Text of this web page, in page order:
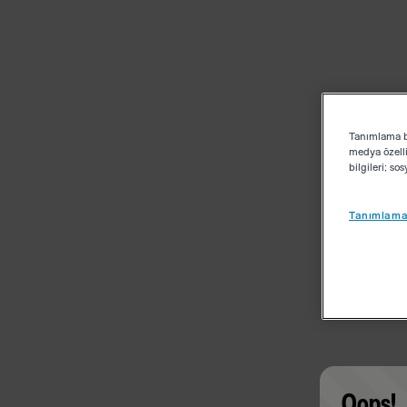
medya
bilgileri;